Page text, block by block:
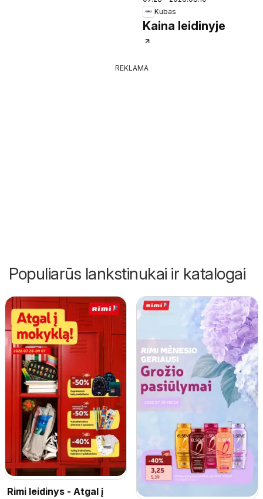
Kubas
Kaina leidinyje
REKLAMA
Populiarūs lankstinukai ir katalogai
Rimi leidinys - Atgal į